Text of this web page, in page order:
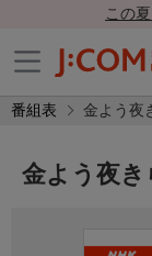
この
番組表 金よう夜
金よう夜